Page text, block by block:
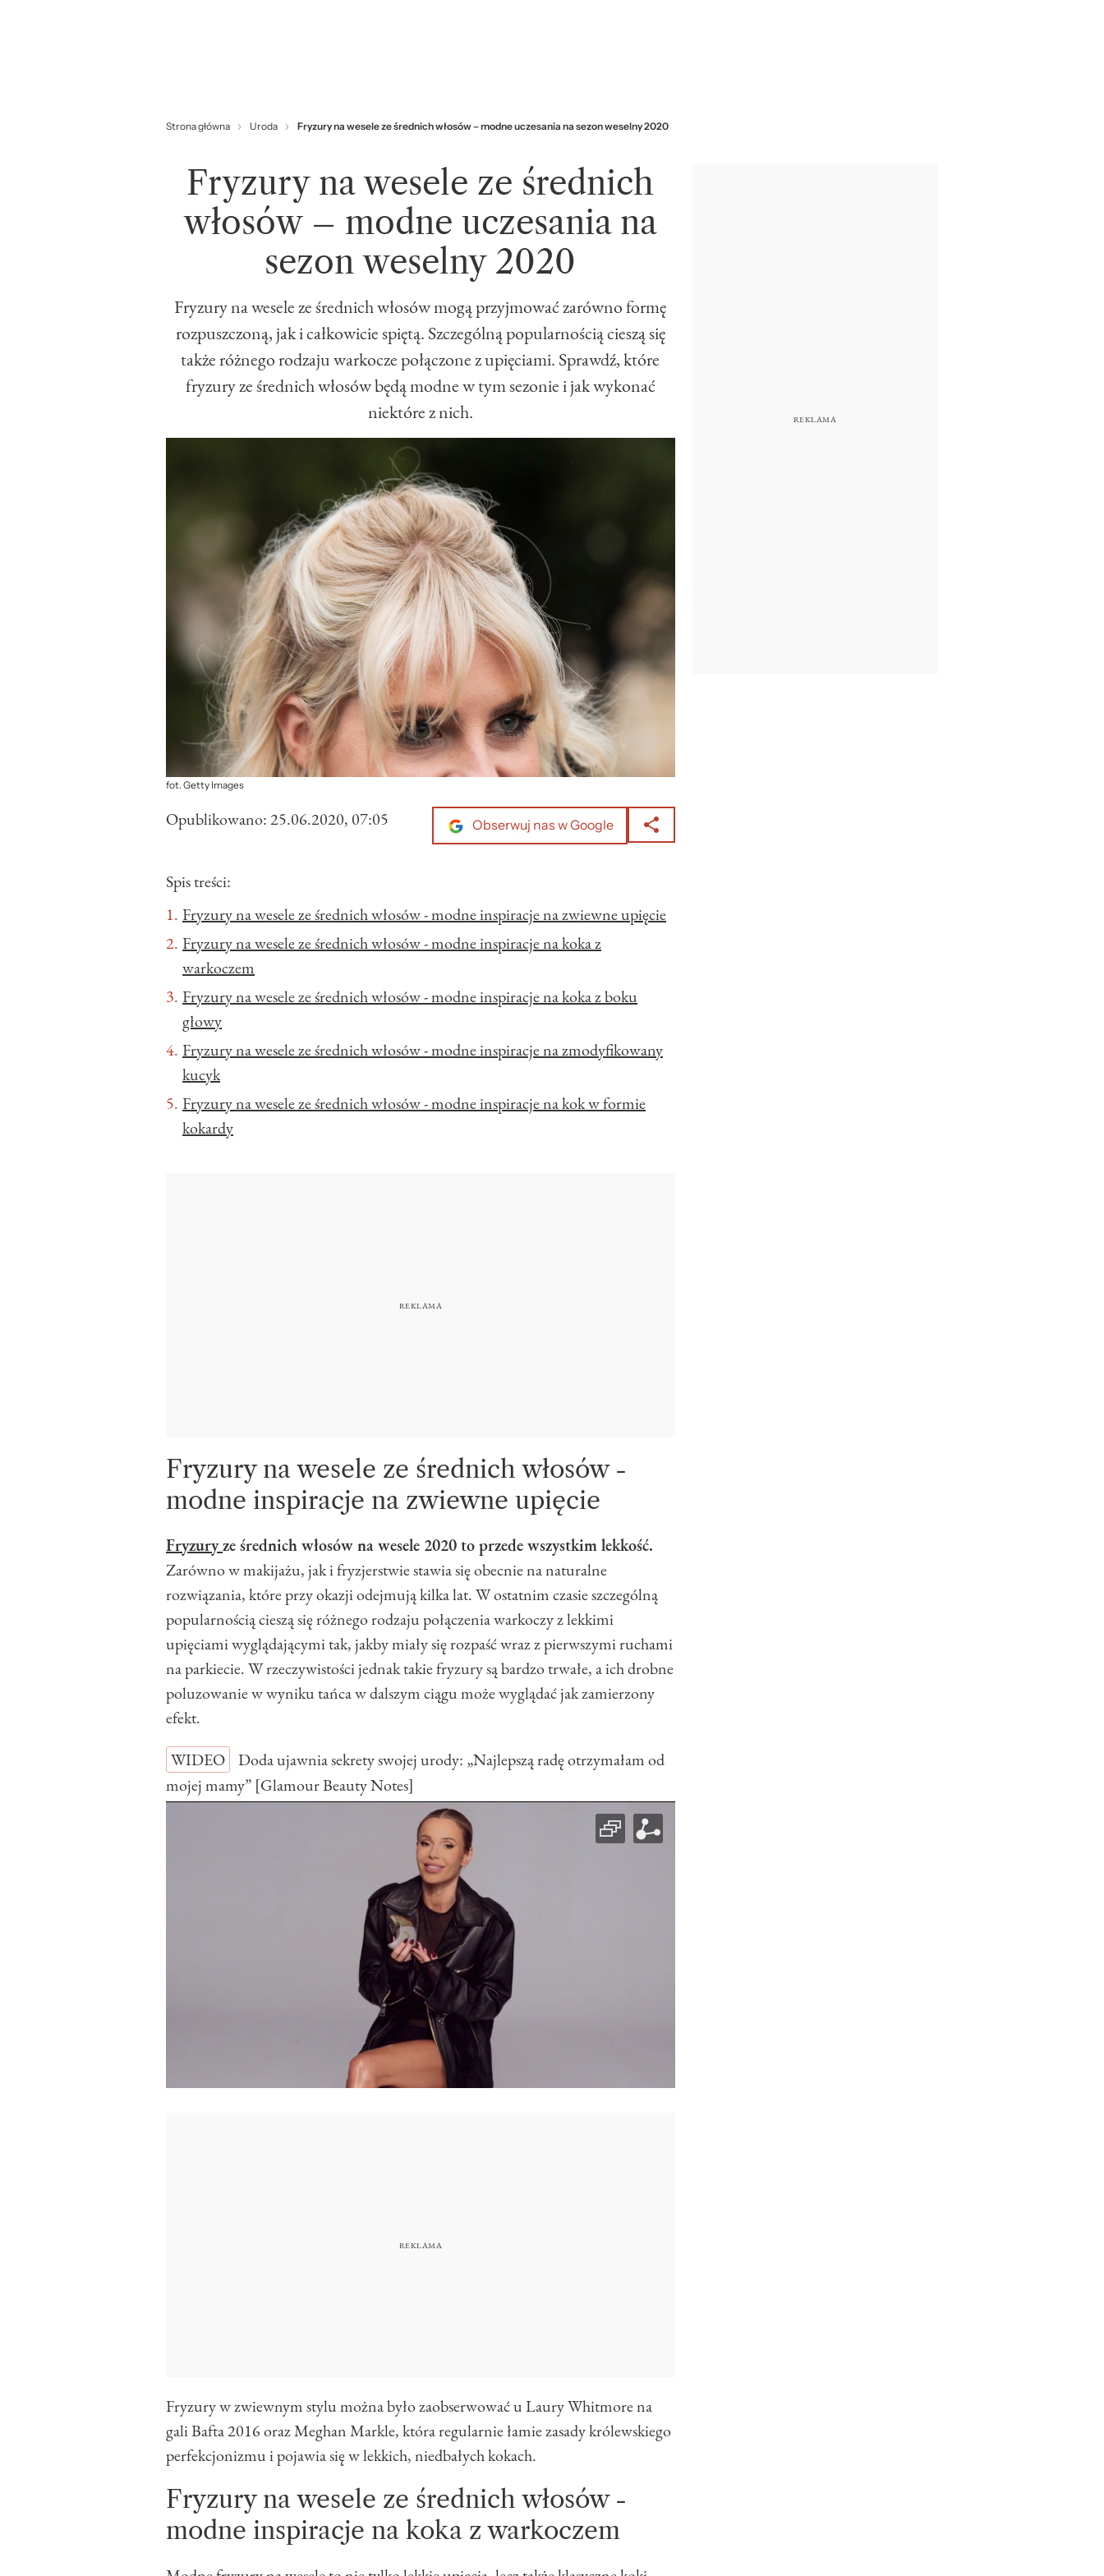
Strona główna Uroda Fryzury na wesele ze średnich włosów – modne uczesania na sezon weselny 2020
Fryzury na wesele ze średnich
włosów – modne uczesania na
sezon weselny 2020
Fryzury na wesele ze średnich włosów mogą przyjmować zarówno formę
rozpuszczoną, jak i całkowicie spiętą. Szczególną popularnością cieszą się
także różnego rodzaju warkocze połączone z upięciami. Sprawdź, które
fryzury ze średnich włosów będą modne w tym sezonie i jak wykonać
niektóre z nich.
fot. Getty Images
Opublikowano:25.06.2020, 07:05 Obserwuj nas w Google
Spis treści:
Fryzury na wesele ze średnich włosów - modne inspiracje na zwiewne upięcie
Fryzury na wesele ze średnich włosów - modne inspiracje na koka z
warkoczem
Fryzury na wesele ze średnich włosów - modne inspiracje na koka z boku
głowy
Fryzury na wesele ze średnich włosów - modne inspiracje na zmodyfikowany
kucyk
Fryzury na wesele ze średnich włosów - modne inspiracje na kok w formie
kokardy
Fryzury na wesele ze średnich włosów -
modne inspiracje na zwiewne upięcie
Fryzuryze średnich włosów na wesele 2020 to przede wszystkim lekkość.
Zarówno w makijażu, jak i fryzjerstwie stawia się obecnie na naturalne
rozwiązania, które przy okazji odejmują kilka lat. W ostatnim czasie szczególną
popularnością cieszą się różnego rodzaju połączenia warkoczy z lekkimi
upięciami wyglądającymi tak, jakby miały się rozpaść wraz z pierwszymi ruchami
na parkiecie. W rzeczywistości jednak takie fryzury są bardzo trwałe, a ich drobne
poluzowanie w wyniku tańca w dalszym ciągu może wyglądać jak zamierzony
efekt.
WIDEO
Doda ujawnia sekrety swojej urody: „Najlepszą radę otrzymałam od
mojej mamy” [Glamour Beauty Notes]
Fryzury w zwiewnym stylu można było zaobserwować u Laury Whitmore na
gali Bafta 2016 oraz Meghan Markle, która regularnie łamie zasady królewskiego
perfekcjonizmu i pojawia się w lekkich, niedbałych kokach.
Fryzury na wesele ze średnich włosów -
modne inspiracje na koka z warkoczem